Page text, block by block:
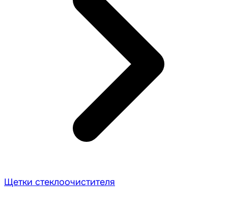
Щетки стеклоочистителя